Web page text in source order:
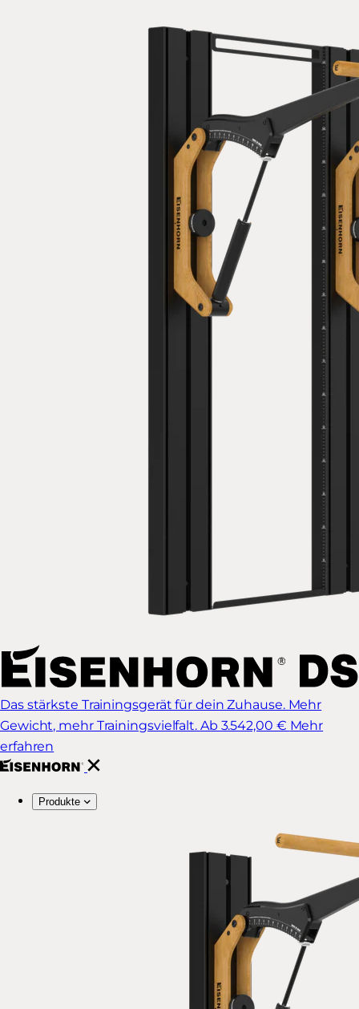
Das stärkste Trainingsgerät für dein Zuhause. Mehr
Gewicht, mehr Trainingsvielfalt. Ab 3.542,00 € Mehr
erfahren
Produkte